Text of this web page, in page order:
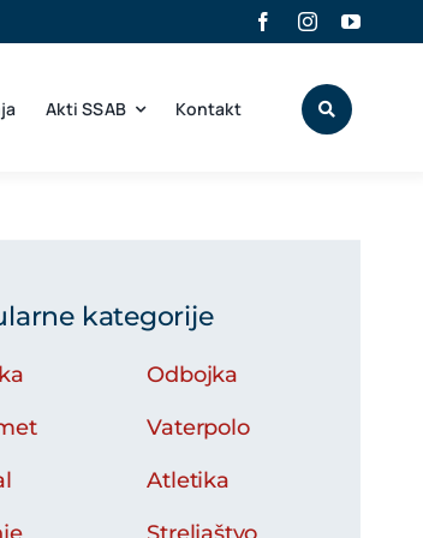
Akti SSAB Kontakt
kategorije
Odbojka
Vaterpolo
Atletika